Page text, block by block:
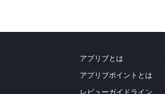
アプリブとは
アプリブポイントとは
レビューガイドライン